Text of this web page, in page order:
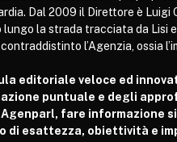
Dal 2009 il Direttore è Luigi
la strada tracciata da Lisi
l’Agenzia, ossia
editoriale veloce ed
puntuale e degli
Agenparl, fare informazione
di esattezza, obiettività e